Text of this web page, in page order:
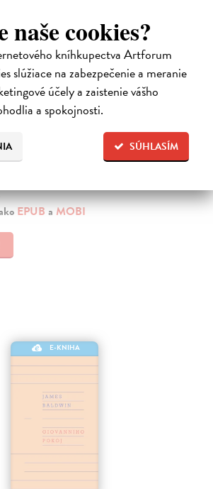
cookies?
kníhkupectva Artforum
slúžiace na zabezpečenie a meranie
účely a zaistenie vášho
a spokojnosti.
SÚHLASÍM
nejisté zdi
– dlouho očekávaný román Harukiho
na autorovu starší novelu z roku 1980 a
EPUB a MOBI
E-KNIHA